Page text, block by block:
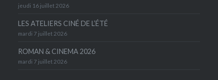
jeudi 16 juillet 2026
LES ATELIERS CINÉ DE L’ÉTÉ
mardi 7 juillet 2026
ROMAN & CINEMA 2026
mardi 7 juillet 2026